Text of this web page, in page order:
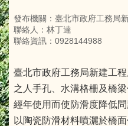
發布機關：臺北市政府工務局
聯絡人：林丁達
聯絡資訊：0928144988
臺北市政府工務局新建工
之人手孔、水溝格柵及橋
經年使用而使防滑度降低
以陶瓷防滑材料噴灑於橋